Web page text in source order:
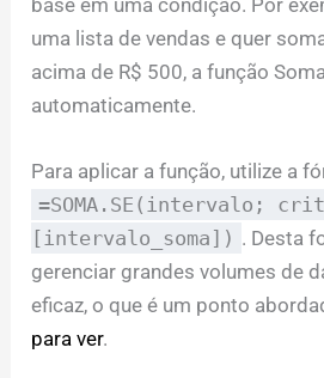
base em uma condição. Por
uma lista de vendas e quer
acima de R$ 500, a função
automaticamente.
Para aplicar a função, utilize a
=SOMA.SE(intervalo;
[intervalo_soma]) . Desta
gerenciar grandes volumes de
eficaz, o que é um ponto
para ver.